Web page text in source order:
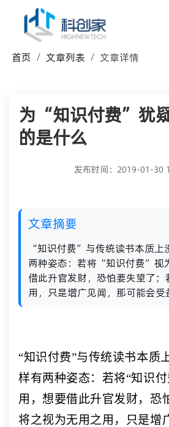
首页 文章列表 文章详情
为“知识付费”犹
的是什么
发布时间：2019-01-30
文章摘要
“知识付费”与传统读书本质上
两种姿态：若将“知识付费”视
借此升官发财，恐怕要失望了；
用，只是增广见闻，那可能会受
“知识付费”与传统读书本质
样有两种姿态：若将“知识
用，想要借此升官发财，恐
将之视为无用之用，只是增